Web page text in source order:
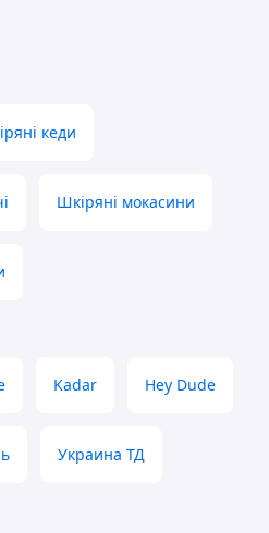
кеди
Шкіряні мокасини
Kadar Hey Dude
Украина ТД